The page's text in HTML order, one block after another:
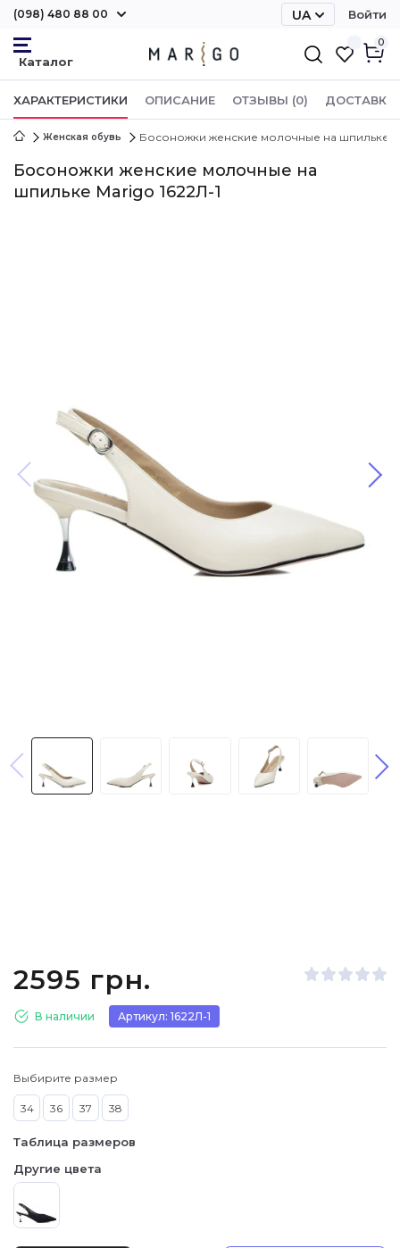
(098) 480 88 00 UA Войти
0
ХАРАКТЕРИСТИКИ ОПИСАНИЕ ОТЗЫВЫ (0) ДОСТАВКА
Женская обувь Босоножки женские молочные на шпильке
Босоножки женские молочные на
шпильке Marigo 1622Л-1
2595 грн.
В наличии Артикул: 1622Л-1
Выбирите размер
34 36 37 38
Таблица размеров
Другие цвета